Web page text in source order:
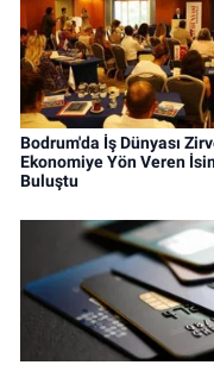
Bodrum'da İş Dünyası
Ekonomiye Yön Veren
Buluştu